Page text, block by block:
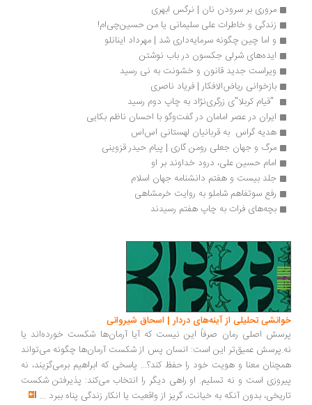
مروری بر سرودن نان | نرگس ابهری
زندگی و خاطرات علی سلیمانی یا من حسین‌چی‌ام!
و اما چین چگونه سرمایه‌داری شد | مهرداد اینانلو
ایده‌های شرلی جکسون در باب نوشتن
ویراست جدید قانون و خشونت به نی رسید
بازخوانی ریاض‌الافکار | فریاد ناصری
"قیام کربلا"ی زرگری‌نژاد به چاپ دوم رسید
ایران در عصر امامان در گفت‌وگو با احسان ناظم بکایی
هدیه گراس  به قربانیان لهستانی اس‌اس
مرگ و جهان جعلی رومن‌ گاری | پیام حیدر قزوینی
امام حسین علی، درود خداوند بر او
جلد بیست و هفتم دانشنامه جهان اسلام
رفع سوتفاهم شاملو به روایت خرمشاهی
بچه‌های فرات به چاپ هفتم رسیدند
تحلیلی از آینه‌های دردار | اسحاق شیروانی
اصلی رمان صرفاً این نیست که آیا آرمان‌ها شکست خورده‌اند یا
عمیق‌تر این است: انسان پس از شکست آرمان‌ها چگونه می‌تواند
معنا و هویت خود را حفظ کند؟... پاسخی که ابراهیم برمی‌گزیند، نه
است و نه تسلیم. او راهی دیگر را انتخاب می‌کند: پذیرفتن شکست
بدون آنکه به خیانت، گریز از واقعیت یا انکار زندگی پناه ببرد...